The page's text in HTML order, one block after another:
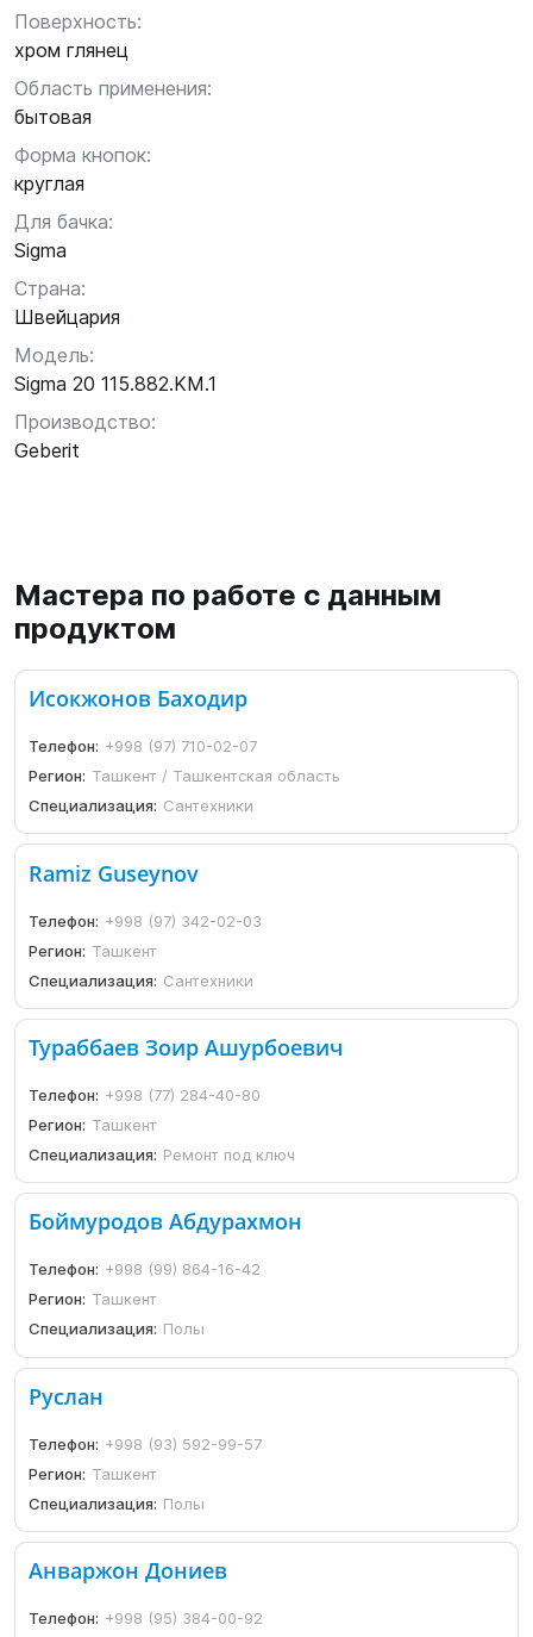
Поверхность:
хром глянец
Область применения:
бытовая
Форма кнопок:
круглая
Для бачка:
Sigma
Страна:
Швейцария
Модель:
Sigma 20 115.882.KM.1
Производство:
Geberit
Мастера по работе с данным
продуктом
Исокжонов Баходир
Телефон: +998 (97) 710-02-07
Регион: Ташкент / Ташкентская область
Специализация: Сантехники
Ramiz Guseynov
Телефон: +998 (97) 342-02-03
Регион: Ташкент
Специализация: Сантехники
Тураббаев Зоир Ашурбоевич
Телефон: +998 (77) 284-40-80
Регион: Ташкент
Специализация: Ремонт под ключ
Боймуродов Абдурахмон
Телефон: +998 (99) 864-16-42
Регион: Ташкент
Специализация: Полы
Руслан
Телефон: +998 (93) 592-99-57
Регион: Ташкент
Специализация: Полы
Анваржон Дониев
Телефон: +998 (95) 384-00-92